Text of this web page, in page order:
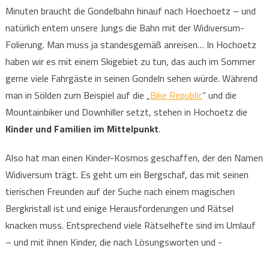
Minuten braucht die Gondelbahn hinauf nach Hoechoetz – und
natürlich entern unsere Jungs die Bahn mit der Widiversum-
Folierung. Man muss ja standesgemäß anreisen… In Hochoetz
haben wir es mit einem Skigebiet zu tun, das auch im Sommer
gerne viele Fahrgäste in seinen Gondeln sehen würde. Während
man in Sölden zum Beispiel auf die „Bike Republic“ und die
Mountainbiker und Downhiller setzt, stehen in Hochoetz die
Kinder und Familien im Mittelpunkt.
Also hat man einen Kinder-Kosmos geschaffen, der den Namen
Widiversum trägt. Es geht um ein Bergschaf, das mit seinen
tierischen Freunden auf der Suche nach einem magischen
Bergkristall ist und einige Herausforderungen und Rätsel
knacken muss. Entsprechend viele Rätselhefte sind im Umlauf
– und mit ihnen Kinder, die nach Lösungsworten und -